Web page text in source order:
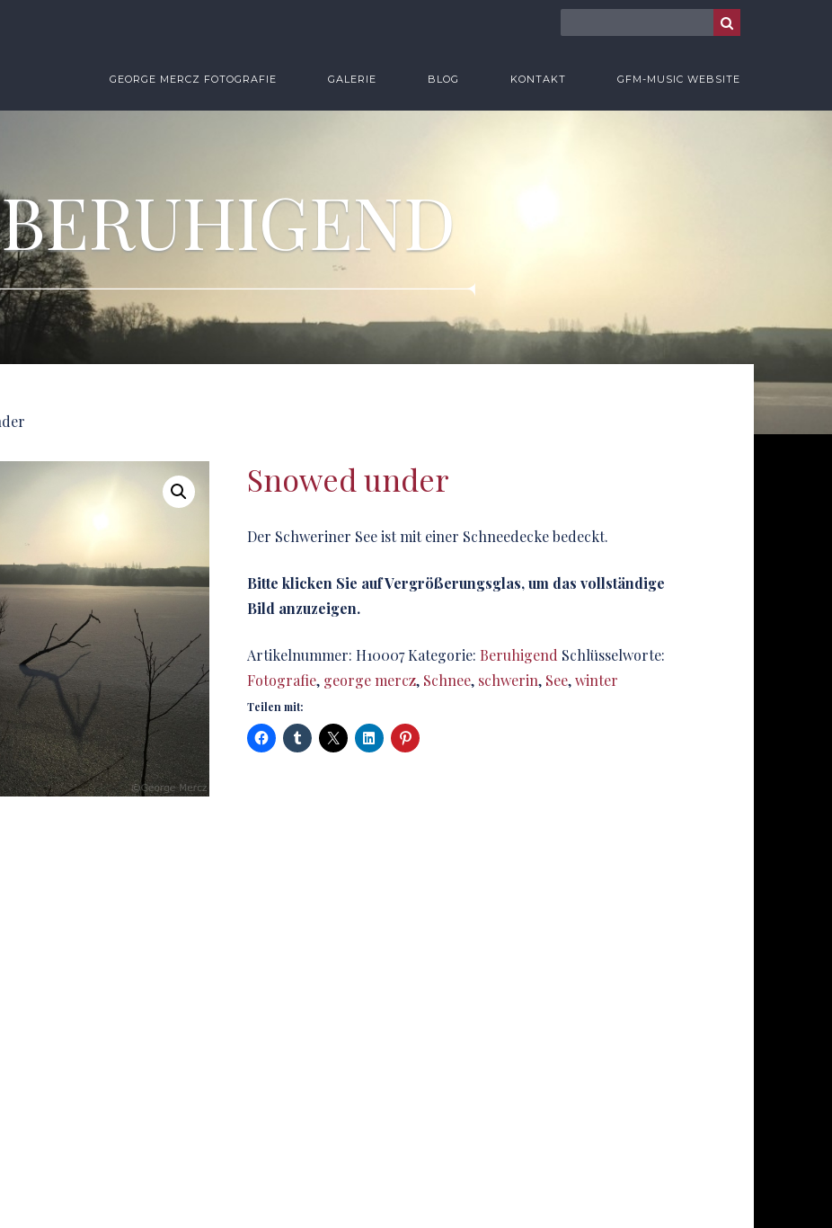
GEORGE MERCZ FOTOGRAFIE GALERIE BLOG KONTAKT GFM-MUSIC WEBSITE
BERUHIGEND
Snowed under
Der Schweriner See ist mit einer Schneedecke bedeckt.
Bitte klicken Sie auf Vergrößerungsglas, um das vollständige
Bild anzuzeigen.
Artikelnummer: H10007 Kategorie: Beruhigend Schlüsselworte:
Fotografie, george mercz, Schnee, schwerin, See,winter
Teilen mit: